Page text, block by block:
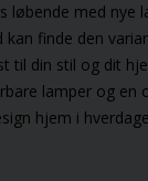
løbende med nye
kan finde den
til din stil og dit
lamper og en
hjem i